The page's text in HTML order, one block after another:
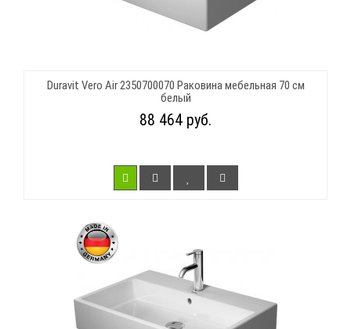
Duravit Vero Air 2350700070 Раковина мебельная 70 см
белый
88 464 руб.